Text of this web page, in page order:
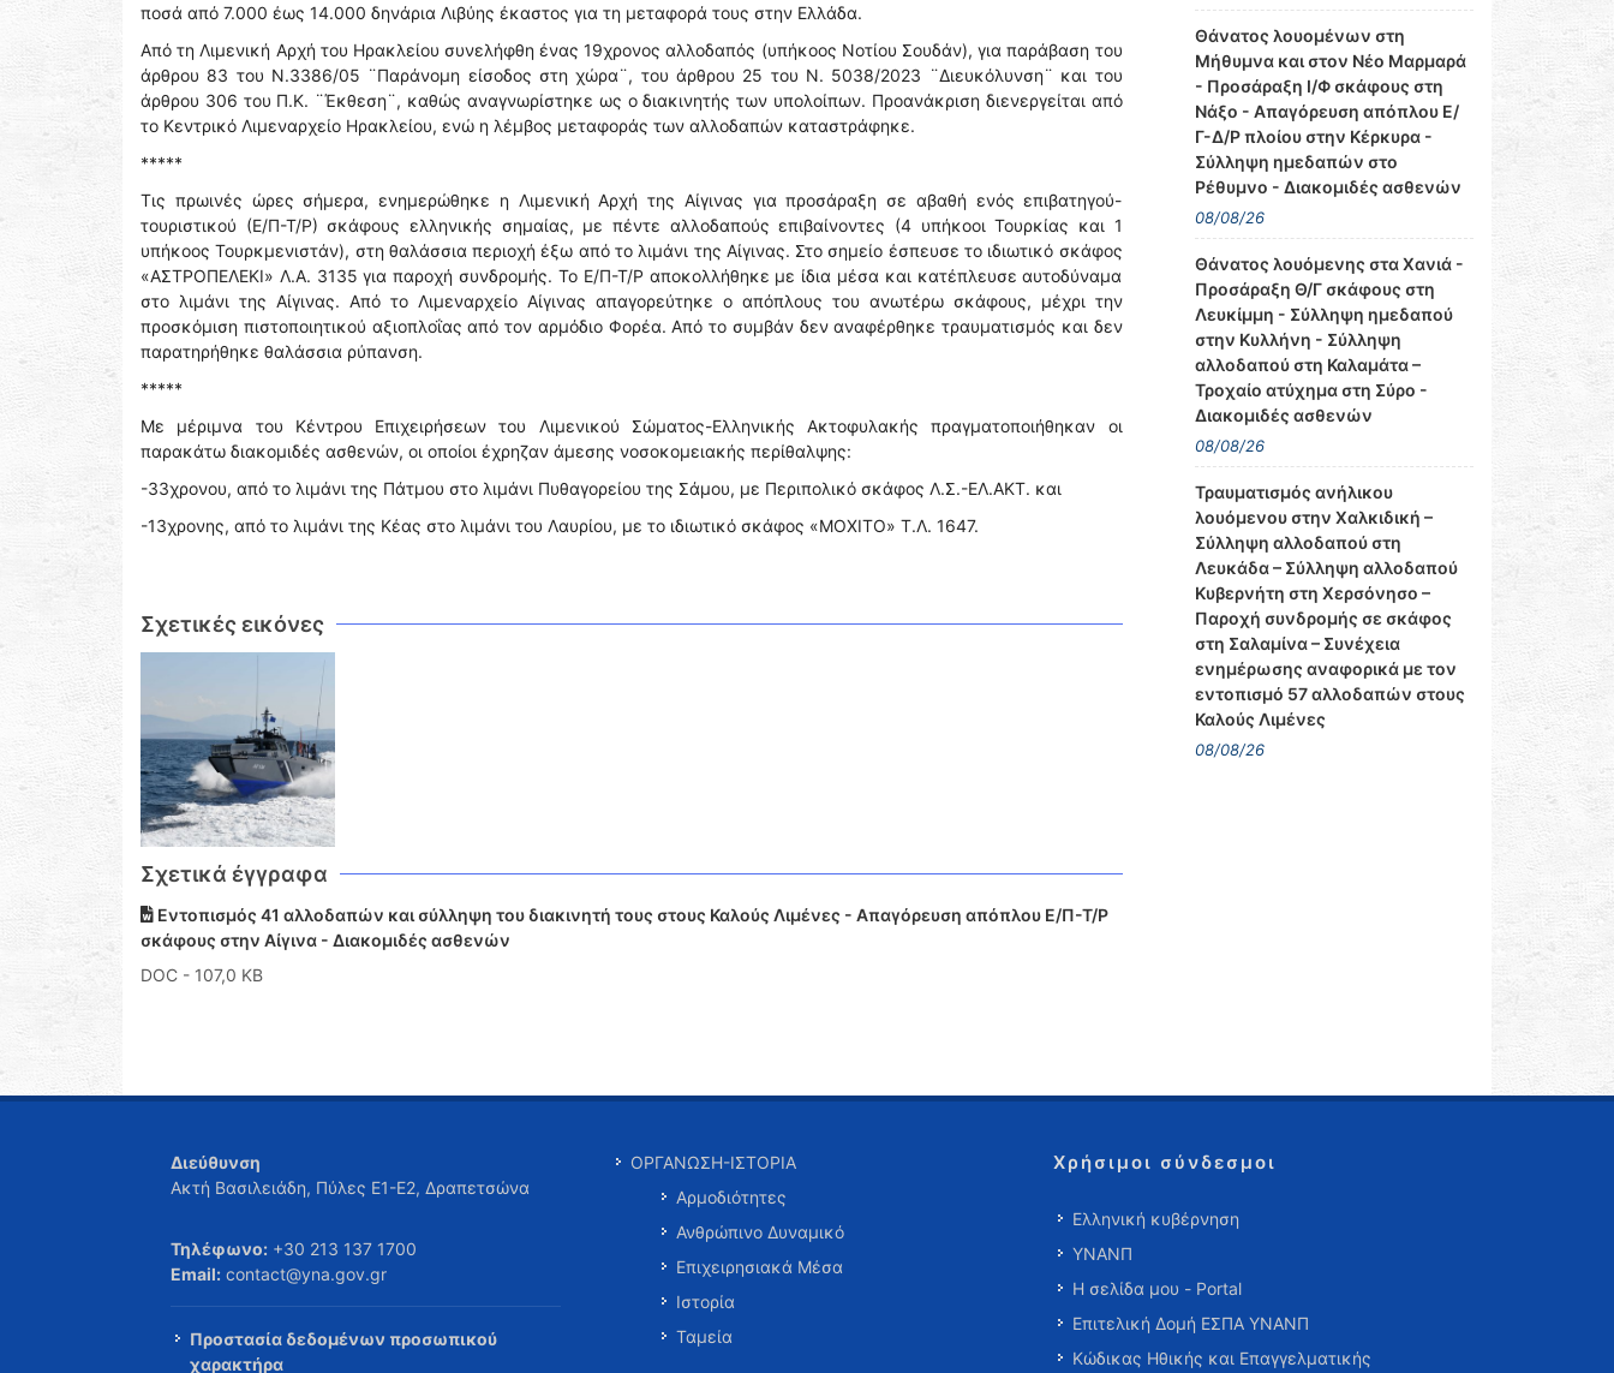
ποσά από 7.000 έως 14.000 δηνάρια Λιβύης έκαστος για τη μεταφορά τους στην Ελλάδα.
Από τη Λιμενική Αρχή του Ηρακλείου συνελήφθη ένας 19χρονος αλλοδαπός (υπήκοος Νοτίου Σουδάν), για παράβαση του
άρθρου 83 του Ν.3386/05 ¨Παράνομη είσοδος στη χώρα¨, του άρθρου 25 του Ν. 5038/2023 ¨Διευκόλυνση¨ και του
άρθρου 306 του Π.Κ. ¨Έκθεση¨, καθώς αναγνωρίστηκε ως ο διακινητής των υπολοίπων. Προανάκριση διενεργείται από
το Κεντρικό Λιμεναρχείο Ηρακλείου, ενώ η λέμβος μεταφοράς των αλλοδαπών καταστράφηκε.
*****
Τις πρωινές ώρες σήμερα, ενημερώθηκε η Λιμενική Αρχή της Αίγινας για προσάραξη σε αβαθή ενός επιβατηγού-
τουριστικού (Ε/Π-Τ/Ρ) σκάφους ελληνικής σημαίας, με πέντε αλλοδαπούς επιβαίνοντες (4 υπήκοοι Τουρκίας και 1
υπήκοος Τουρκμενιστάν), στη θαλάσσια περιοχή έξω από το λιμάνι της Αίγινας. Στο σημείο έσπευσε το ιδιωτικό σκάφος
«ΑΣΤΡΟΠΕΛΕΚΙ» Λ.Α. 3135 για παροχή συνδρομής. Το Ε/Π-Τ/Ρ αποκολλήθηκε με ίδια μέσα και κατέπλευσε αυτοδύναμα
στο λιμάνι της Αίγινας. Από το Λιμεναρχείο Αίγινας απαγορεύτηκε ο απόπλους του ανωτέρω σκάφους, μέχρι την
προσκόμιση πιστοποιητικού αξιοπλοΐας από τον αρμόδιο Φορέα. Από το συμβάν δεν αναφέρθηκε τραυματισμός και δεν
παρατηρήθηκε θαλάσσια ρύπανση.
*****
Με μέριμνα του Κέντρου Επιχειρήσεων του Λιμενικού Σώματος-Ελληνικής Ακτοφυλακής πραγματοποιήθηκαν οι
παρακάτω διακομιδές ασθενών, οι οποίοι έχρηζαν άμεσης νοσοκομειακής περίθαλψης:
-33χρονου, από το λιμάνι της Πάτμου στο λιμάνι Πυθαγορείου της Σάμου, με Περιπολικό σκάφος Λ.Σ.-ΕΛ.ΑΚΤ. και
-13χρονης, από το λιμάνι της Κέας στο λιμάνι του Λαυρίου, με το ιδιωτικό σκάφος «ΜΟΧΙΤΟ» Τ.Λ. 1647.
Σχετικές εικόνες
Σχετικά έγγραφα
Εντοπισμός 41 αλλοδαπών και σύλληψη του διακινητή τους στους Καλούς Λιμένες - Απαγόρευση απόπλου Ε/Π-Τ/Ρ
σκάφους στην Αίγινα - Διακομιδές ασθενών
DOC - 107,0 KB
Θάνατος λουομένων στη
Μήθυμνα και στον Νέο Μαρμαρά
- Προσάραξη Ι/Φ σκάφους στη
Νάξο - Απαγόρευση απόπλου Ε/
Γ-Δ/Ρ πλοίου στην Κέρκυρα -
Σύλληψη ημεδαπών στο
Ρέθυμνο - Διακομιδές ασθενών
08/08/26
Θάνατος λουόμενης στα Χανιά -
Προσάραξη Θ/Γ σκάφους στη
Λευκίμμη - Σύλληψη ημεδαπού
στην Κυλλήνη - Σύλληψη
αλλοδαπού στη Καλαμάτα –
Τροχαίο ατύχημα στη Σύρο -
Διακομιδές ασθενών
08/08/26
Τραυματισμός ανήλικου
λουόμενου στην Χαλκιδική –
Σύλληψη αλλοδαπού στη
Λευκάδα – Σύλληψη αλλοδαπού
Κυβερνήτη στη Χερσόνησο –
Παροχή συνδρομής σε σκάφος
στη Σαλαμίνα – Συνέχεια
ενημέρωσης αναφορικά με τον
εντοπισμό 57 αλλοδαπών στους
Καλούς Λιμένες
08/08/26
Διεύθυνση
Ακτή Βασιλειάδη, Πύλες Ε1-Ε2, Δραπετσώνα
Τηλέφωνο: +30 213 137 1700
Email: contact@yna.gov.gr
Προστασία δεδομένων προσωπικού
χαρακτήρα
ΟΡΓΑΝΩΣΗ-ΙΣΤΟΡΙΑ
Αρμοδιότητες
Ανθρώπινο Δυναμικό
Επιχειρησιακά Μέσα
Ιστορία
Ταμεία
Χρήσιμοι σύνδεσμοι
Ελληνική κυβέρνηση
ΥΝΑΝΠ
Η σελίδα μου - Portal
Επιτελική Δομή ΕΣΠΑ ΥΝΑΝΠ
Κώδικας Ηθικής και Επαγγελματικής